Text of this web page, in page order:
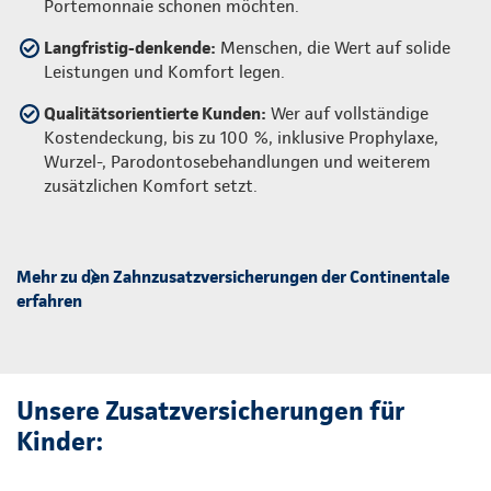
Portemonnaie schonen möchten.
Langfristig-denkende: Menschen, die Wert auf solide
Leistungen und Komfort legen.
Qualitätsorientierte Kunden: Wer auf vollständige
Kostendeckung, bis zu 100 %, inklusive Prophylaxe,
Wurzel-, Parodontosebehandlungen und weiterem
zusätzlichen Komfort setzt.
Mehr zu den Zahnzusatzversicherungen der Continentale
erfahren
Unsere Zusatzversicherungen für
Kinder: